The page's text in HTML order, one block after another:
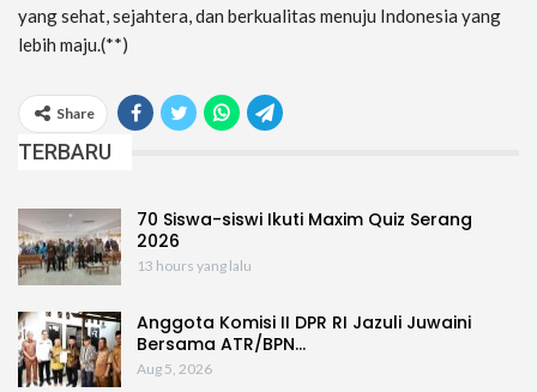
yang sehat, sejahtera, dan berkualitas menuju Indonesia yang
lebih maju.(**)
Share
TERBARU
70 Siswa-siswi Ikuti Maxim Quiz Serang
2026
13 hours yang lalu
Anggota Komisi II DPR RI Jazuli Juwaini
Bersama ATR/BPN…
Aug 5, 2026